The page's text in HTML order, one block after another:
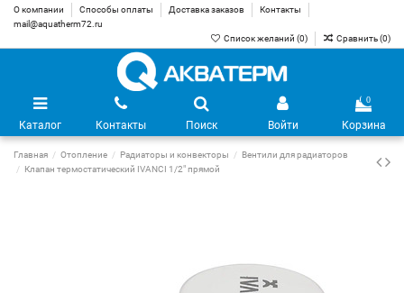
О компании Способы оплаты Доставка заказов
Контакты
mail@aquatherm72.ru
Список желаний (0) Сравнить (0)
Каталог Контакты Поиск Войти
0
Корзина
Главная Отопление Радиаторы и конвекторы
Вентили для радиаторов
Клапан термостатический IVANCI 1/2" прямой